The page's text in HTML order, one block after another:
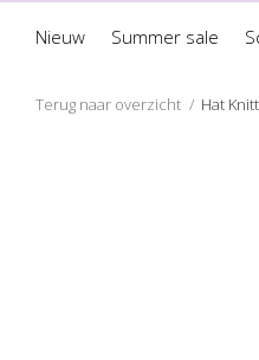
Nieuw Summer sale
Terug naar overzicht Hat